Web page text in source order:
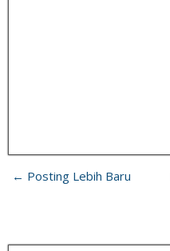
← Posting Lebih Baru